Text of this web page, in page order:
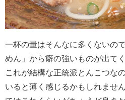
一杯の量はそんなに多くないの
めん」から癖の強いものが出て
これが結構な正統派とんこつな
いると薄く感じるかもしれませ